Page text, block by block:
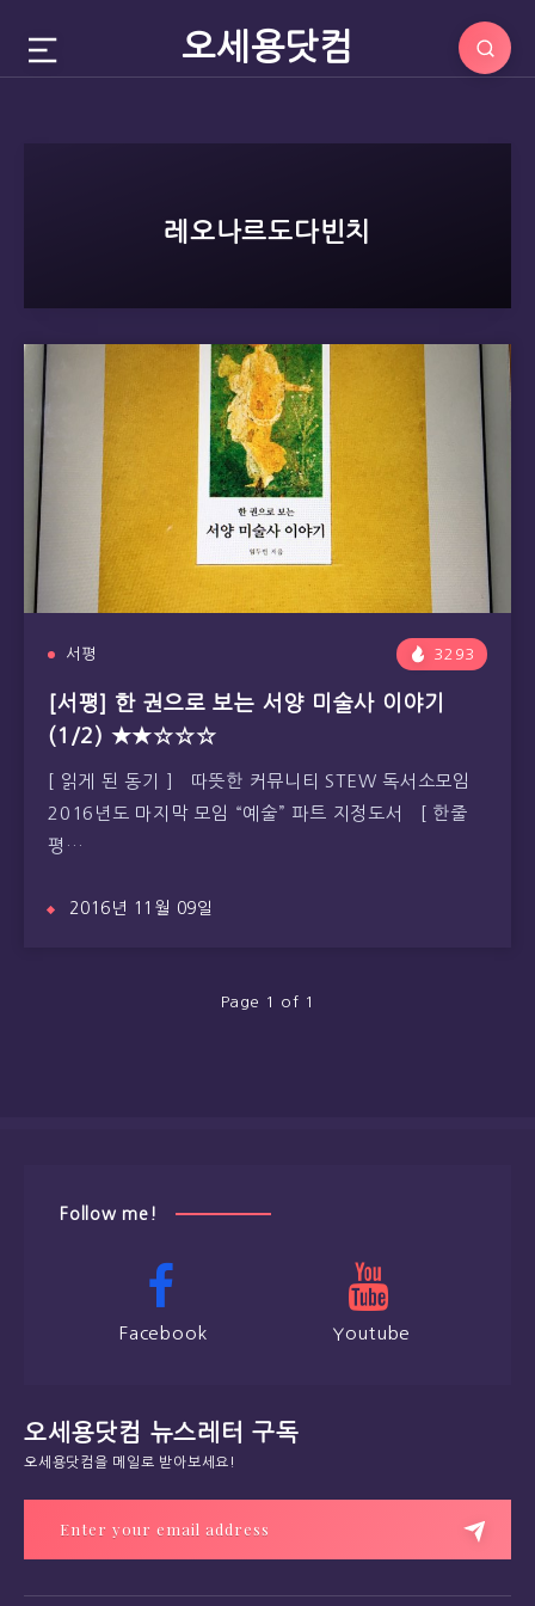
오세용닷컴
레오나르도다빈치
서평 3293
[서평] 한 권으로 보는 서양 미술사 이야기
(1/2) ★★☆☆☆
[ 읽게 된 동기 ] 따뜻한 커뮤니티 STEW 독서소모임
2016년도 마지막 모임 “예술” 파트 지정도서 [ 한줄
평…
2016년 11월 09일
Page 1 of 1
Follow me!
Facebook Youtube
오세용닷컴 뉴스레터 구독
오세용닷컴을 메일로 받아보세요!